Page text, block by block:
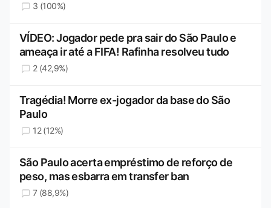
3 (100%)
VÍDEO: Jogador pede pra sair do São Paulo e
ameaça ir até a FIFA! Rafinha resolveu tudo
2 (42,9%)
Tragédia! Morre ex-jogador da base do São
Paulo
12 (12%)
São Paulo acerta empréstimo de reforço de
peso, mas esbarra em transfer ban
7 (88,9%)